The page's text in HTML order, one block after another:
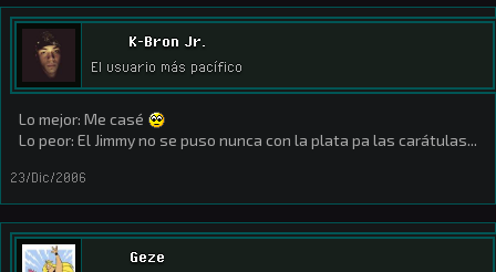
K-Bron Jr.
El usuario más pacífico
Lo mejor: Me casé
Lo peor: El Jimmy no se puso nunca con la plata pa las carátulas...
23/Dic/2006
Geze